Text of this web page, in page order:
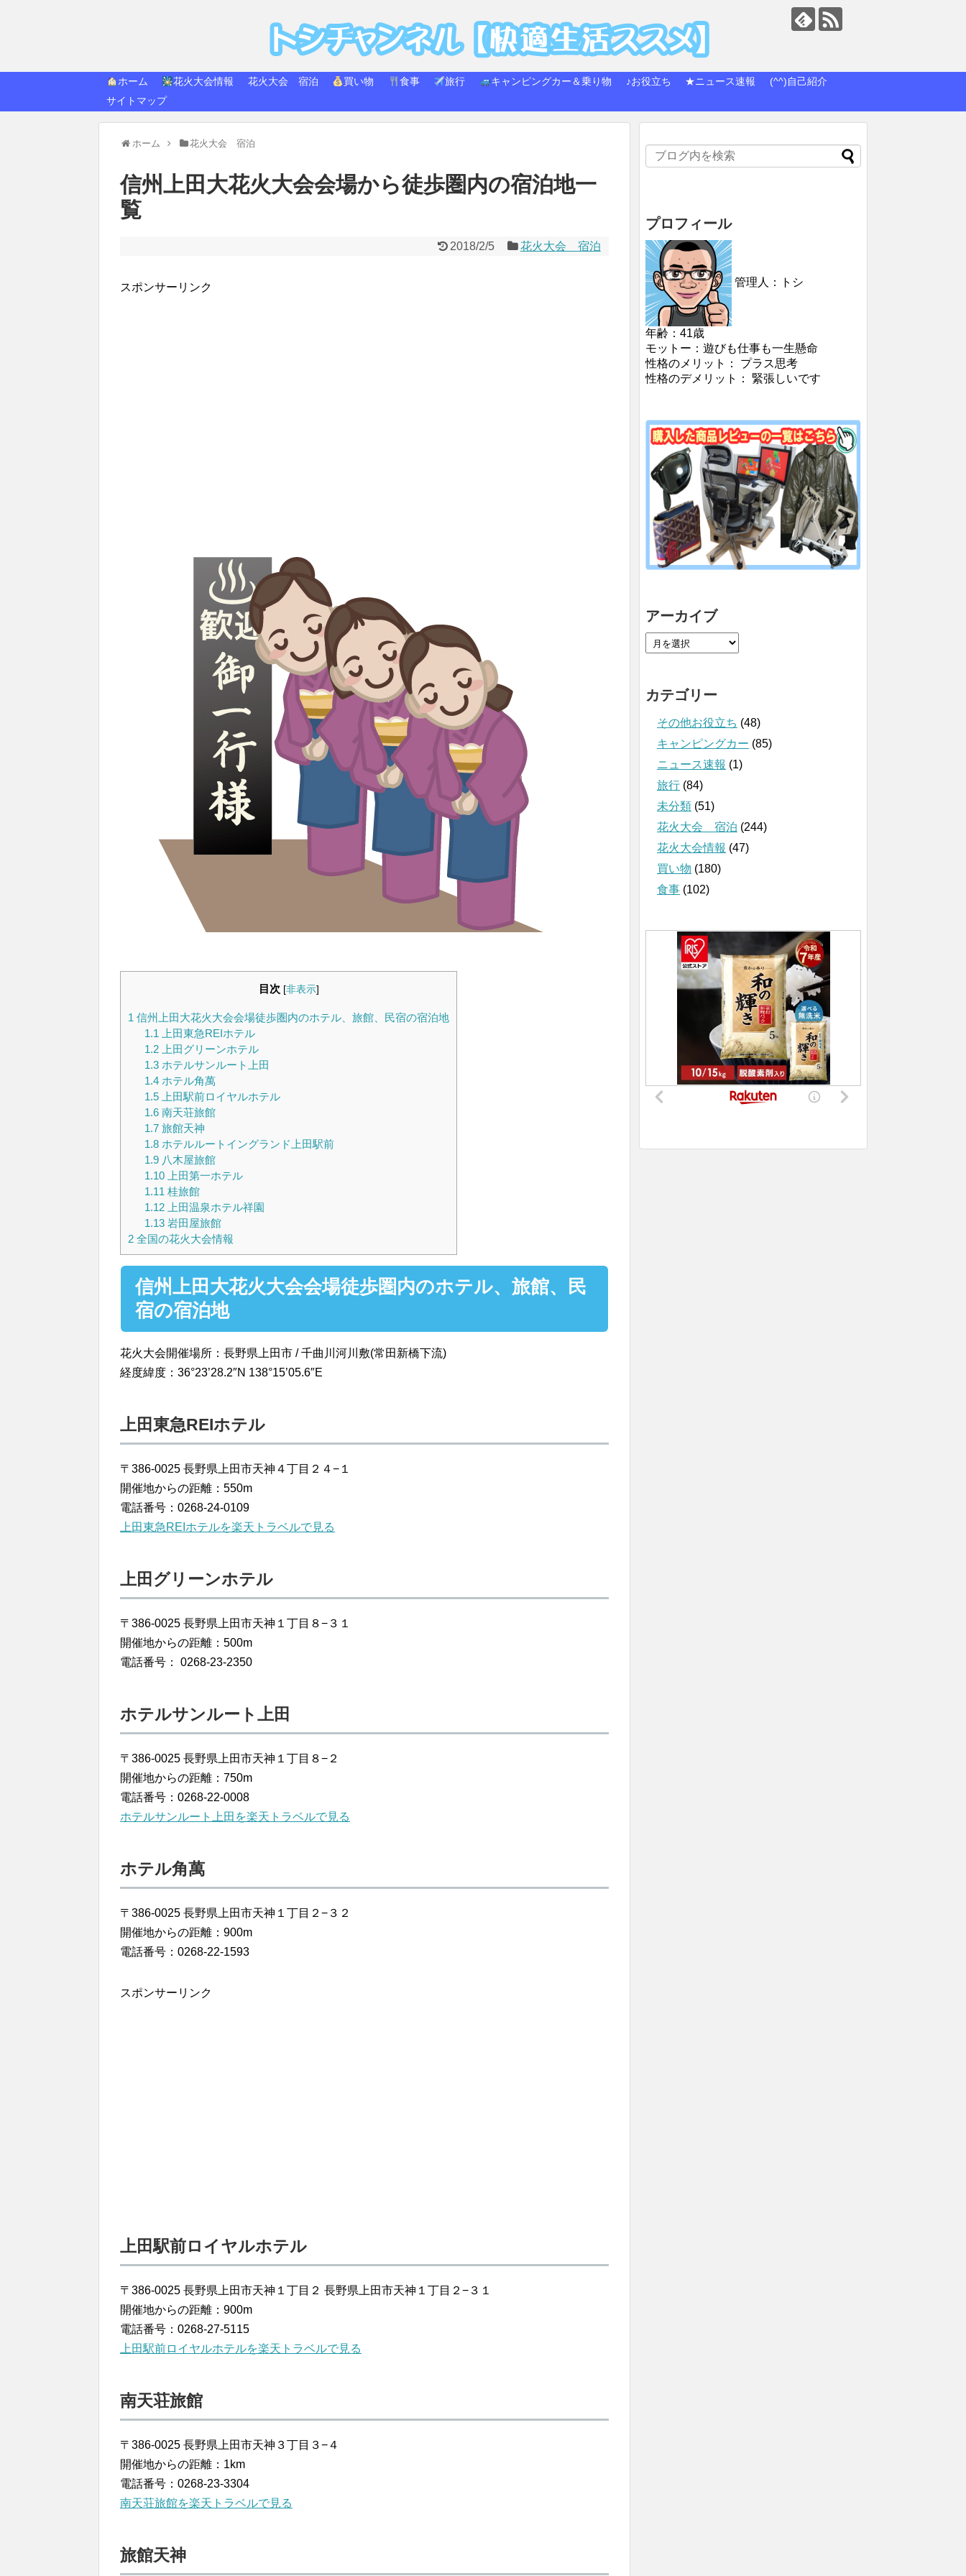
ホーム 花火大会情報 花火大会 宿泊 買い物 食事 旅行 キャンピングカー＆乗り物 ♪お役立ち ★ニュース速報
(^^)自己紹介
サイトマップ
ホーム 花火大会 宿泊
信州上田大花火大会会場から徒歩圏内の宿泊地一
覧
2018/2/5 花火大会 宿泊
スポンサーリンク
目次 [非表示]
1 信州上田大花火大会会場徒歩圏内のホテル、旅館、民宿の宿泊地
1.1 上田東急REIホテル
1.2上田グリーンホテル
1.3ホテルサンルート上田
1.4ホテル角萬
1.5上田駅前ロイヤルホテル
1.6南天荘旅館
1.7旅館天神
1.8ホテルルートイングランド上田駅前
1.9八木屋旅館
1.10上田第一ホテル
1.11 桂旅館
1.12上田温泉ホテル祥園
1.13岩田屋旅館
2 全国の花火大会情報
信州上田大花火大会会場徒歩圏内のホテル、旅館、民
宿の宿泊地
花火大会開催場所：長野県上田市 / 千曲川河川敷(常田新橋下流)
経度緯度：36°23’28.2″N 138°15’05.6″E
上田東急REIホテル
〒386-0025 長野県上田市天神４丁目２４−１
開催地からの距離：550m
電話番号：0268-24-0109
上田東急REIホテルを楽天トラベルで見る
上田グリーンホテル
〒386-0025 長野県上田市天神１丁目８−３１
開催地からの距離：500m
電話番号： 0268-23-2350
ホテルサンルート上田
〒386-0025 長野県上田市天神１丁目８−２
開催地からの距離：750m
電話番号：0268-22-0008
ホテルサンルート上田を楽天トラベルで見る
ホテル角萬
〒386-0025 長野県上田市天神１丁目２−３２
開催地からの距離：900m
電話番号：0268-22-1593
スポンサーリンク
上田駅前ロイヤルホテル
〒386-0025 長野県上田市天神１丁目２ 長野県上田市天神１丁目２−３１
開催地からの距離：900m
電話番号：0268-27-5115
上田駅前ロイヤルホテルを楽天トラベルで見る
南天荘旅館
〒386-0025 長野県上田市天神３丁目３−４
開催地からの距離：1km
電話番号：0268-23-3304
南天荘旅館を楽天トラベルで見る
旅館天神
プロフィール
管理人：トシ
年齢：41歳
モットー：遊びも仕事も一生懸命
性格のメリット： プラス思考
性格のデメリット： 緊張しいです
アーカイブ
カテゴリー
その他お役立ち (48)
キャンピングカー (85)
ニュース速報 (1)
旅行 (84)
未分類 (51)
花火大会 宿泊 (244)
花火大会情報 (47)
買い物 (180)
食事 (102)